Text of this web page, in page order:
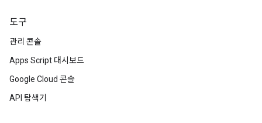
도구
관리 콘솔
Apps Script 대시보드
Google Cloud 콘솔
API 탐색기